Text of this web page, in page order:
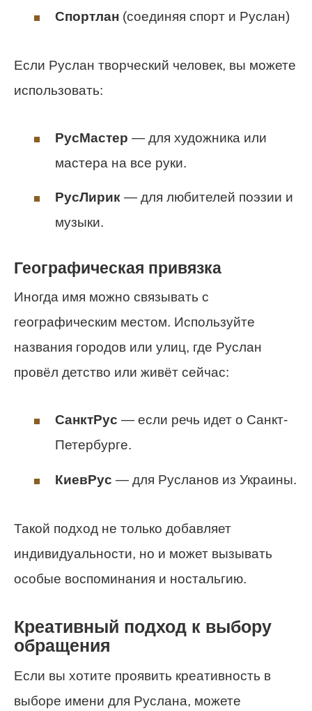
Спортлан (соединяя спорт и Руслан)
Если Руслан творческий человек, вы можете
использовать:
РусМастер — для художника или
мастера на все руки.
РусЛирик — для любителей поэзии и
музыки.
Географическая привязка
Иногда имя можно связывать с
географическим местом. Используйте
названия городов или улиц, где Руслан
провёл детство или живёт сейчас:
СанктРус — если речь идет о Санкт-
Петербурге.
КиевРус — для Русланов из Украины.
Такой подход не только добавляет
индивидуальности, но и может вызывать
особые воспоминания и ностальгию.
Креативный подход к выбору
обращения
Если вы хотите проявить креативность в
выборе имени для Руслана, можете